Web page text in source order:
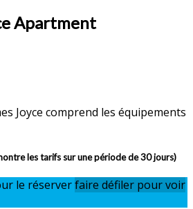
Apartment
Joyce comprend les équipements
les tarifs sur une période de 30 jours)
le réserverfaire défiler pour voir